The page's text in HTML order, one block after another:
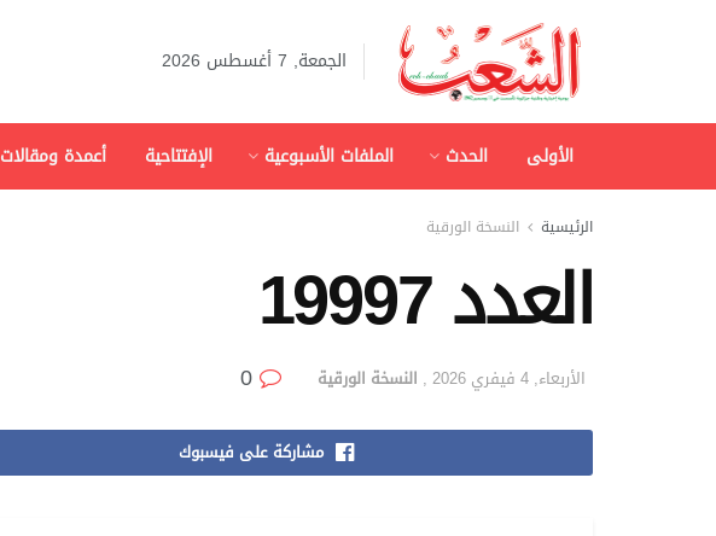
الجمعة, 7 أغسطس 2026
الأولى الحدث الملفات الأسبوعية الإفتتاحية أعمدة ومقالات
الرئيسية النسخة الورقية
العدد 19997
الأربعاء, 4 فيفري 2026 , النسخة الورقية
مشاركة على فيسبوك